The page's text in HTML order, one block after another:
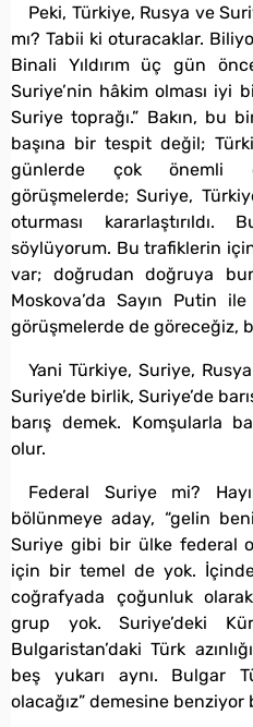
Peki, Türkiye, Rusya ve
mı? Tabii ki oturacaklar.
Binali Yıldırım üç gün
Suriye’nin hâkim olması iyi
Suriye toprağı.” Bakın, bu
başına bir tespit değil;
günlerde çok önemli
görüşmelerde; Suriye,
oturması kararlaştırıldı.
söylüyorum. Bu trafiklerin
var; doğrudan doğruya
Moskova’da Sayın Putin
görüşmelerde de göreceğiz,
Yani Türkiye, Suriye,
Suriye’de birlik, Suriye’de
barış demek. Komşularla
olur.
Federal Suriye mi?
bölünmeye aday, “gelin
Suriye gibi bir ülke federal
için bir temel de yok.
coğrafyada çoğunluk
grup yok. Suriye’deki
Bulgaristan’daki Türk
beş yukarı aynı. Bulgar
olacağız” demesine benziyor